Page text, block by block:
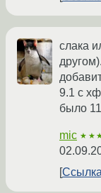
слака
9.1 с
было
mic